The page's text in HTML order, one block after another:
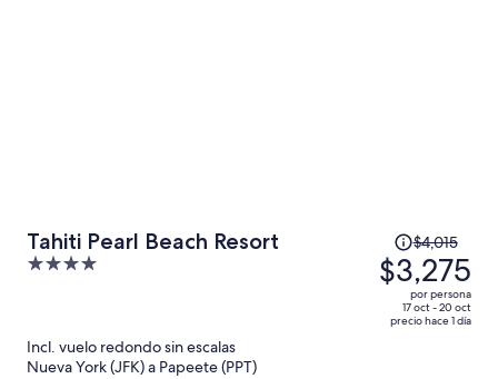
Tahiti Pearl Beach Resort
4
5
precio
era
$4,015
$4,015
$3,275
por persona
17 oct - 20 oct
precio hace 1 día
Incl. vuelo redondo sin escalas
Nueva York (JFK) a Papeete (PPT)